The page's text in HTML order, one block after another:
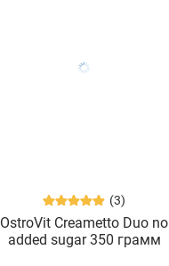
(3)
OstroVit Creametto Duo no
added sugar 350 грамм